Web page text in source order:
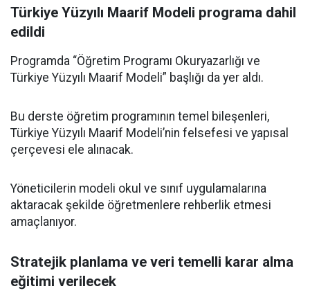
Türkiye Yüzyılı Maarif Modeli programa dahil
edildi
Programda “Öğretim Programı Okuryazarlığı ve
Türkiye Yüzyılı Maarif Modeli” başlığı da yer aldı.
Bu derste öğretim programının temel bileşenleri,
Türkiye Yüzyılı Maarif Modeli’nin felsefesi ve yapısal
çerçevesi ele alınacak.
Yöneticilerin modeli okul ve sınıf uygulamalarına
aktaracak şekilde öğretmenlere rehberlik etmesi
amaçlanıyor.
Stratejik planlama ve veri temelli karar alma
eğitimi verilecek